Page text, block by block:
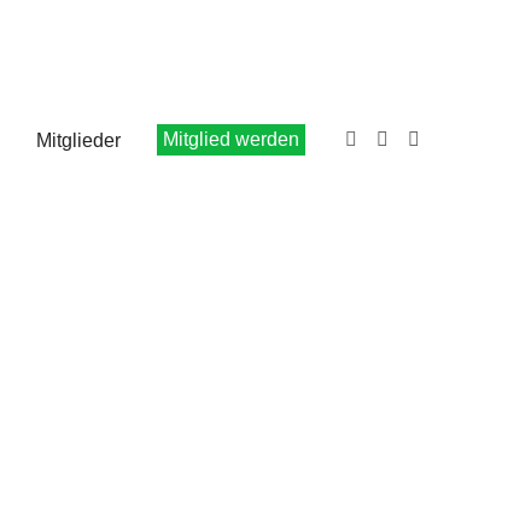
Mitglieder Mitglied werden